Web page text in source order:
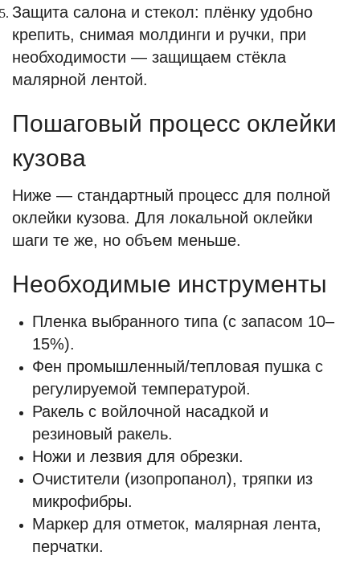
Защита салона и стекол: плёнку удобно
крепить, снимая молдинги и ручки, при
необходимости — защищаем стёкла
малярной лентой.
Пошаговый процесс оклейки
кузова
Ниже — стандартный процесс для полной
оклейки кузова. Для локальной оклейки
шаги те же, но объем меньше.
Необходимые инструменты
Пленка выбранного типа (с запасом 10–
15%).
Фен промышленный/тепловая пушка с
регулируемой температурой.
Ракель с войлочной насадкой и
резиновый ракель.
Ножи и лезвия для обрезки.
Очистители (изопропанол), тряпки из
микрофибры.
Маркер для отметок, малярная лента,
перчатки.